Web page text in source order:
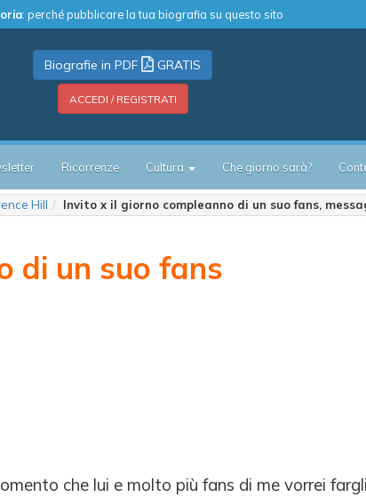
: perché pubblicare la tua biografia su questo sito
Biografie in PDF GRATIS
ACCEDI / REGISTRATI
Ricorrenze Cultura Che giorno sarà?
Hill Invito x il giorno compleanno di un suo fans,
di un suo fans
che lui e molto più fans di me vorrei